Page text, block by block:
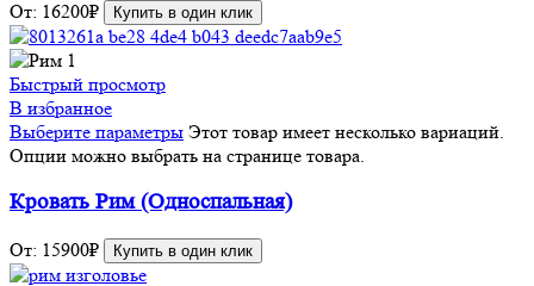
От: 16200₽ Купить в один клик
Быстрый просмотр
В избранное
Выберите параметры Этот товар имеет несколько вариаций.
Опции можно выбрать на странице товара.
Кровать Рим (Односпальная)
От: 15900₽ Купить в один клик